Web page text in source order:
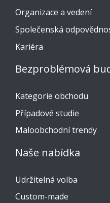
Organizace a vedení
Společenská
Kariéra
Bezproblémová
Kategorie obchodu
Případové studie
Maloobchodní trendy
Naše nabídka
Udržitelná volba
Custom-made